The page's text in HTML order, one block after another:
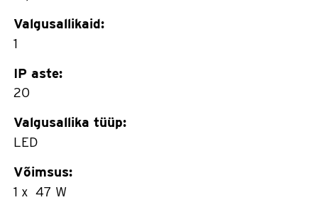
Valgusallikaid:
1
IP aste:
20
Valgusallika tüüp:
LED
Võimsus:
1 x 47 W